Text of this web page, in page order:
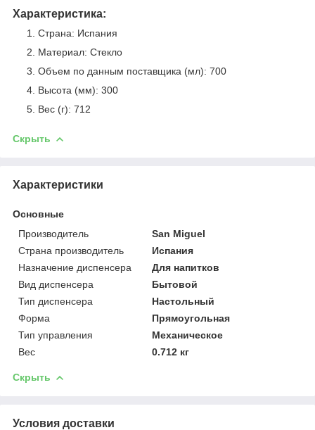
Характеристика:
Страна: Испания
Материал: Стекло
Объем по данным поставщика (мл): 700
Высота (мм): 300
Вес (г): 712
Скрыть
Характеристики
Основные
Производитель
San Miguel
Страна производитель
Испания
Назначение диспенсера
Для напитков
Вид диспенсера
Бытовой
Тип диспенсера
Настольный
Форма
Прямоугольная
Тип управления
Механическое
Вес
0.712 кг
Скрыть
Условия доставки